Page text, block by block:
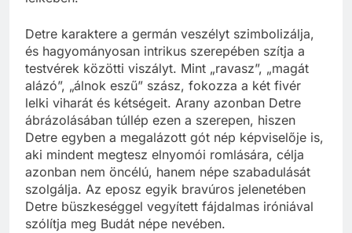
Detre karaktere a germán veszélyt szimbolizálja,
és hagyományosan intrikus szerepében szítja a
testvérek közötti viszályt. Mint „ravasz”, „magát
alázó”, „álnok eszű” szász, fokozza a két fivér
lelki viharát és kétségeit. Arany azonban Detre
ábrázolásában túllép ezen a szerepen, hiszen
Detre egyben a megalázott gót nép képviselője is,
aki mindent megtesz elnyomói romlására, célja
azonban nem öncélú, hanem népe szabadulását
szolgálja. Az eposz egyik bravúros jelenetében
Detre büszkeséggel vegyített fájdalmas iróniával
szólítja meg Budát népe nevében.